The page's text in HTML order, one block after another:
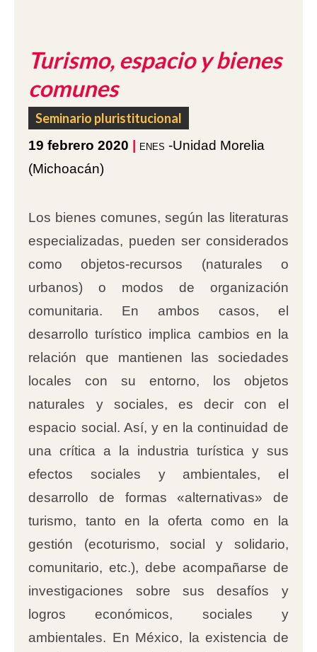
Turismo, espacio y bienes
comunes
Seminario pluristitucional
19 febrero 2020 | enes -Unidad Morelia
(Michoacán)
Los bienes comunes, según las literaturas
especializadas, pueden ser considerados
como objetos-recursos (naturales o
urbanos) o modos de organización
comunitaria. En ambos casos, el
desarrollo turístico implica cambios en la
relación que mantienen las sociedades
locales con su entorno, los objetos
naturales y sociales, es decir con el
espacio social. Así, y en la continuidad de
una crítica a la industria turística y sus
efectos sociales y ambientales, el
desarrollo de formas «alternativas» de
turismo, tanto en la oferta como en la
gestión (ecoturismo, social y solidario,
comunitario, etc.), debe acompañarse de
investigaciones sobre sus desafíos y
logros económicos, sociales y
ambientales. En México, la existencia de